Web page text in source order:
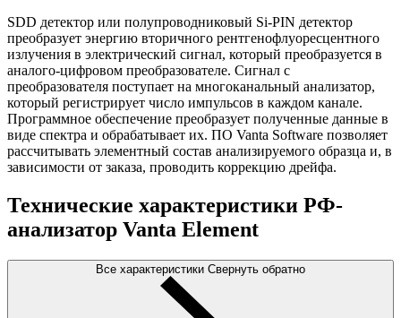
SDD детектор или полупроводниковый Si-PIN детектор
преобразует энергию вторичного рентгенофлуоресцентного
излучения в электрический сигнал, который преобразуется в
аналого-цифровом преобразователе. Сигнал с
преобразователя поступает на многоканальный анализатор,
который регистрирует число импульсов в каждом канале.
Программное обеспечение преобразует полученные данные в
виде спектра и обрабатывает их. ПО Vanta Software позволяет
рассчитывать элементный состав анализируемого образца и, в
зависимости от заказа, проводить коррекцию дрейфа.
Технические характеристики РФ-
анализатор Vanta Element
Все характеристики Свернуть обратно